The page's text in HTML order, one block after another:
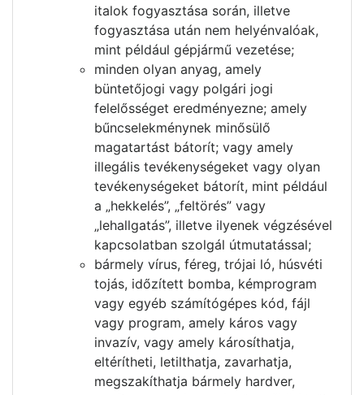
italok fogyasztása során, illetve
fogyasztása után nem helyénvalóak,
mint például gépjármű vezetése;
minden olyan anyag, amely
büntetőjogi vagy polgári jogi
felelősséget eredményezne; amely
bűncselekménynek minősülő
magatartást bátorít; vagy amely
illegális tevékenységeket vagy olyan
tevékenységeket bátorít, mint például
a „hekkelés”, „feltörés” vagy
„lehallgatás”, illetve ilyenek végzésével
kapcsolatban szolgál útmutatással;
bármely vírus, féreg, trójai ló, húsvéti
tojás, időzített bomba, kémprogram
vagy egyéb számítógépes kód, fájl
vagy program, amely káros vagy
invazív, vagy amely károsíthatja,
eltérítheti, letilthatja, zavarhatja,
megszakíthatja bármely hardver,